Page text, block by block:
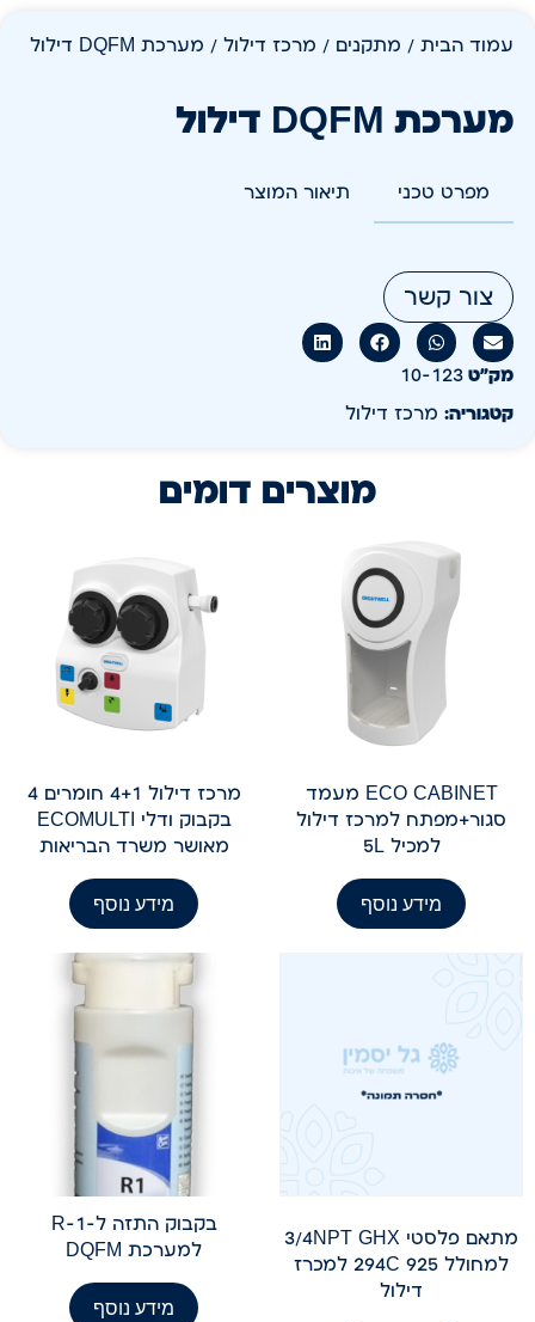
עמוד הבית / מתקנים / מרכז דילול / מערכת DQFM דילול
מערכת DQFM דילול
מפרט טכני תיאור המוצר
צור קשר
מק״ט 10-123
קטגוריה: מרכז דילול
מוצרים דומים
ECO CABINET מעמד
סגור+מפתח למרכז דילול
למכיל 5L
מידע נוסף
מרכז דילול 4+1 חומרים 4
בקבוק ודלי ECOMULTI
מאושר משרד הבריאות
מידע נוסף
מתאם פלסטי 3/4NPT GHX
למחולל 925 294C למכרז
דילול
בקבוק התזה ל-R-1
למערכת DQFM
מידע נוסף